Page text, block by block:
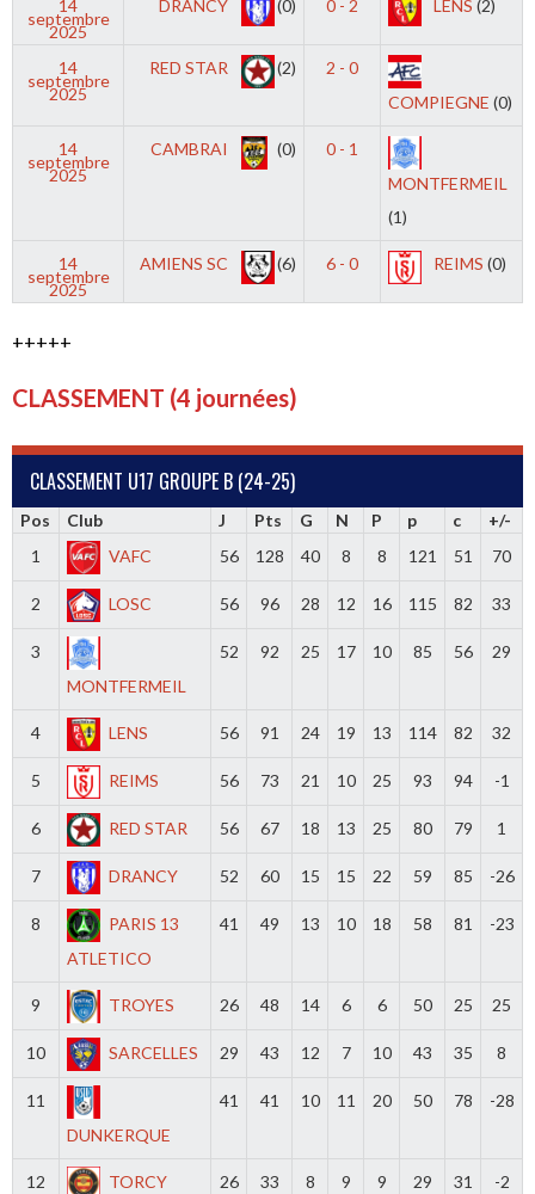
14
septembre
2025
DRANCY (0) 0 - 2 LENS (2)
14
septembre
2025
RED STAR (2)
2 - 0
COMPIEGNE (0)
14
septembre
2025
CAMBRAI (0)
0 - 1
MONTFERMEIL
(1)
14
septembre
2025
AMIENS SC (6) 6 - 0 REIMS (0)
+++++
CLASSEMENT (4 journées)
CLASSEMENT U17 GROUPE B (24-25)
Pos Club J Pts G N P p c
+/-
1
VAFC 56 128 40 8 8 121 51 70
2 LOSC 56 96 28 12 16 115 82 33
3
MONTFERMEIL
52 92 25 17 10 85 56 29
4 LENS 56 91 24 19 13 114 82 32
5 REIMS 56 73 21 10 25 93 94 -1
6 RED STAR 56 67 18 13 25 80 79 1
7 DRANCY 52 60 15 15 22 59 85 -26
8
PARIS 13
ATLETICO
41 49 13 10 18 58 81 -23
9 TROYES 26 48 14 6 6 50 25 25
10 SARCELLES 29 43 12 7 10 43 35 8
11
DUNKERQUE
41 41 10 11 20 50 78 -28
12 TORCY 26 33 8 9 9 29 31 -2